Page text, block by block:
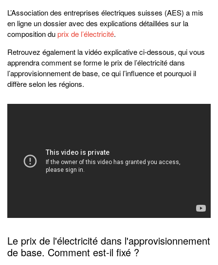
L’Association des entreprises électriques suisses (AES) a mis
en ligne un dossier avec des explications détaillées sur la
composition duprix de l’électricité.
Retrouvez également la vidéo explicative ci-dessous, qui vous
apprendra comment se forme le prix de l’électricité dans
l’approvisionnement de base, ce qui l’influence et pourquoi il
diffère selon les régions.
Le prix de l'électricité dans l'approvisionnement
de base. Comment est-il fixé ?